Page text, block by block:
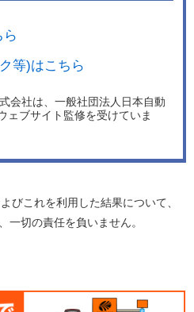
等)はこちら
会社は、一般社団法人日本自動
ェブサイト監修を受けていま
これを利用した結果について、
一切の責任を負いません。